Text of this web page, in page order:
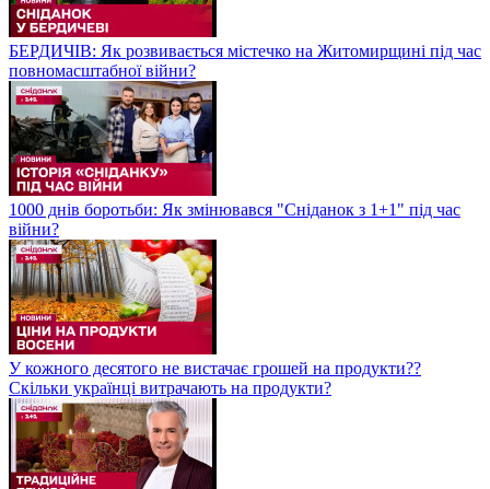
БЕРДИЧІВ: Як розвивається містечко на Житомирщині під час
повномасштабної війни?
1000 днів боротьби: Як змінювався "Сніданок з 1+1" під час
війни?
У кожного десятого не вистачає грошей на продукти??
Скільки українці витрачають на продукти?